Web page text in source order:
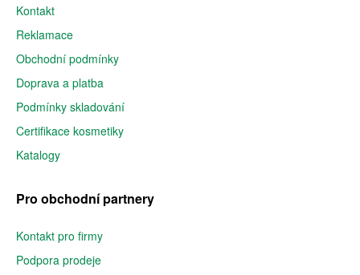
Kontakt
Reklamace
Obchodní podmínky
Doprava a platba
Podmínky skladování
Certifikace kosmetiky
Katalogy
Pro obchodní partnery
Kontakt pro firmy
Podpora prodeje